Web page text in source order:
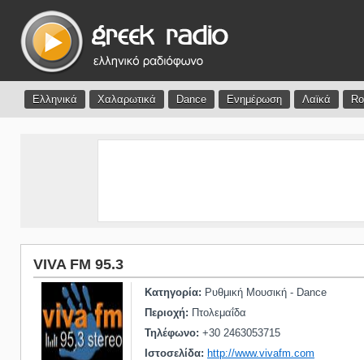
Ελληνικά Χαλαρωτικά Dance Ενημέρωση Λαϊκά
VIVA FM 95.3
Κατηγορία: Ρυθμική Μουσική - Dance
Περιοχή: Πτολεμαΐδα
Τηλέφωνο: +30 2463053715
Ιστοσελίδα: http://www.vivafm.com